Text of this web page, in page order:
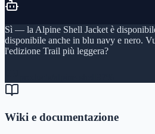
Sì — la Alpine Shell Jacket è
disponibile anche in blu navy e nero.
l'edizione Trail più leggera?
Wiki e documentazione